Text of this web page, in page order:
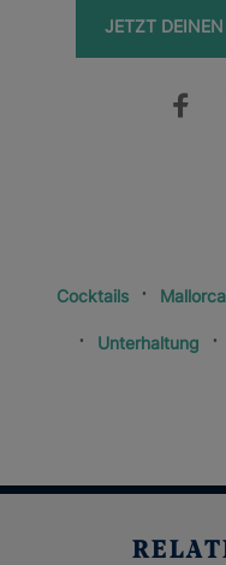
JETZT
Cocktails Mallorca
Unterhaltung